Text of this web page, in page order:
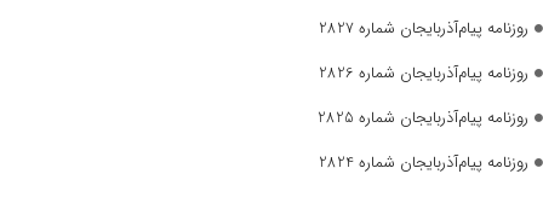
روزنامه پیام‌آذربایجان شماره 2827
روزنامه پیام‌آذربایجان شماره 2826
روزنامه پیام‌آذربایجان شماره 2825
روزنامه پیام‌آذربایجان شماره 2824